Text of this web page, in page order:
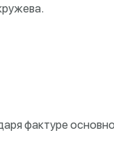
фактуре